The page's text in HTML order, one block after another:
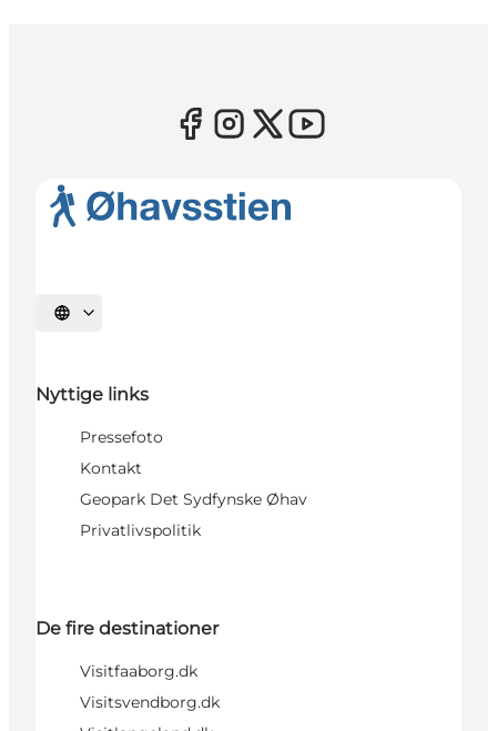
Vælg sprog
Nyttige links
Pressefoto
Kontakt
Geopark Det Sydfynske Øhav
Privatlivspolitik
De fire destinationer
Visitfaaborg.dk
Visitsvendborg.dk